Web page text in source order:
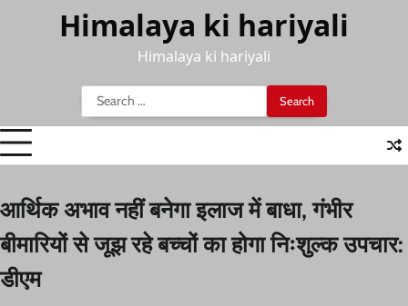
Himalaya ki hariyali
Himalaya ki hariyali
Search
for:
आर्थिक अभाव नहीं बनेगा इलाज में बाधा, गंभीर
बीमारियों से जूझ रहे बच्चों का होगा निःशुल्क उपचार:
डीएम